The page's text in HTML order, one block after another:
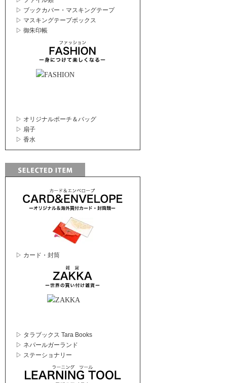
▷ ブックカバー・マスキングテープ
▷ マスキングテープボックス
▷ 御朱印帳
▷ オリジナルポーチ＆バッグ
▷ 扇子
▷ 香水
▷ カード・封筒
▷ タラブックス Tara Books
▷ ネパールガーランド
▷ ステーショナリー